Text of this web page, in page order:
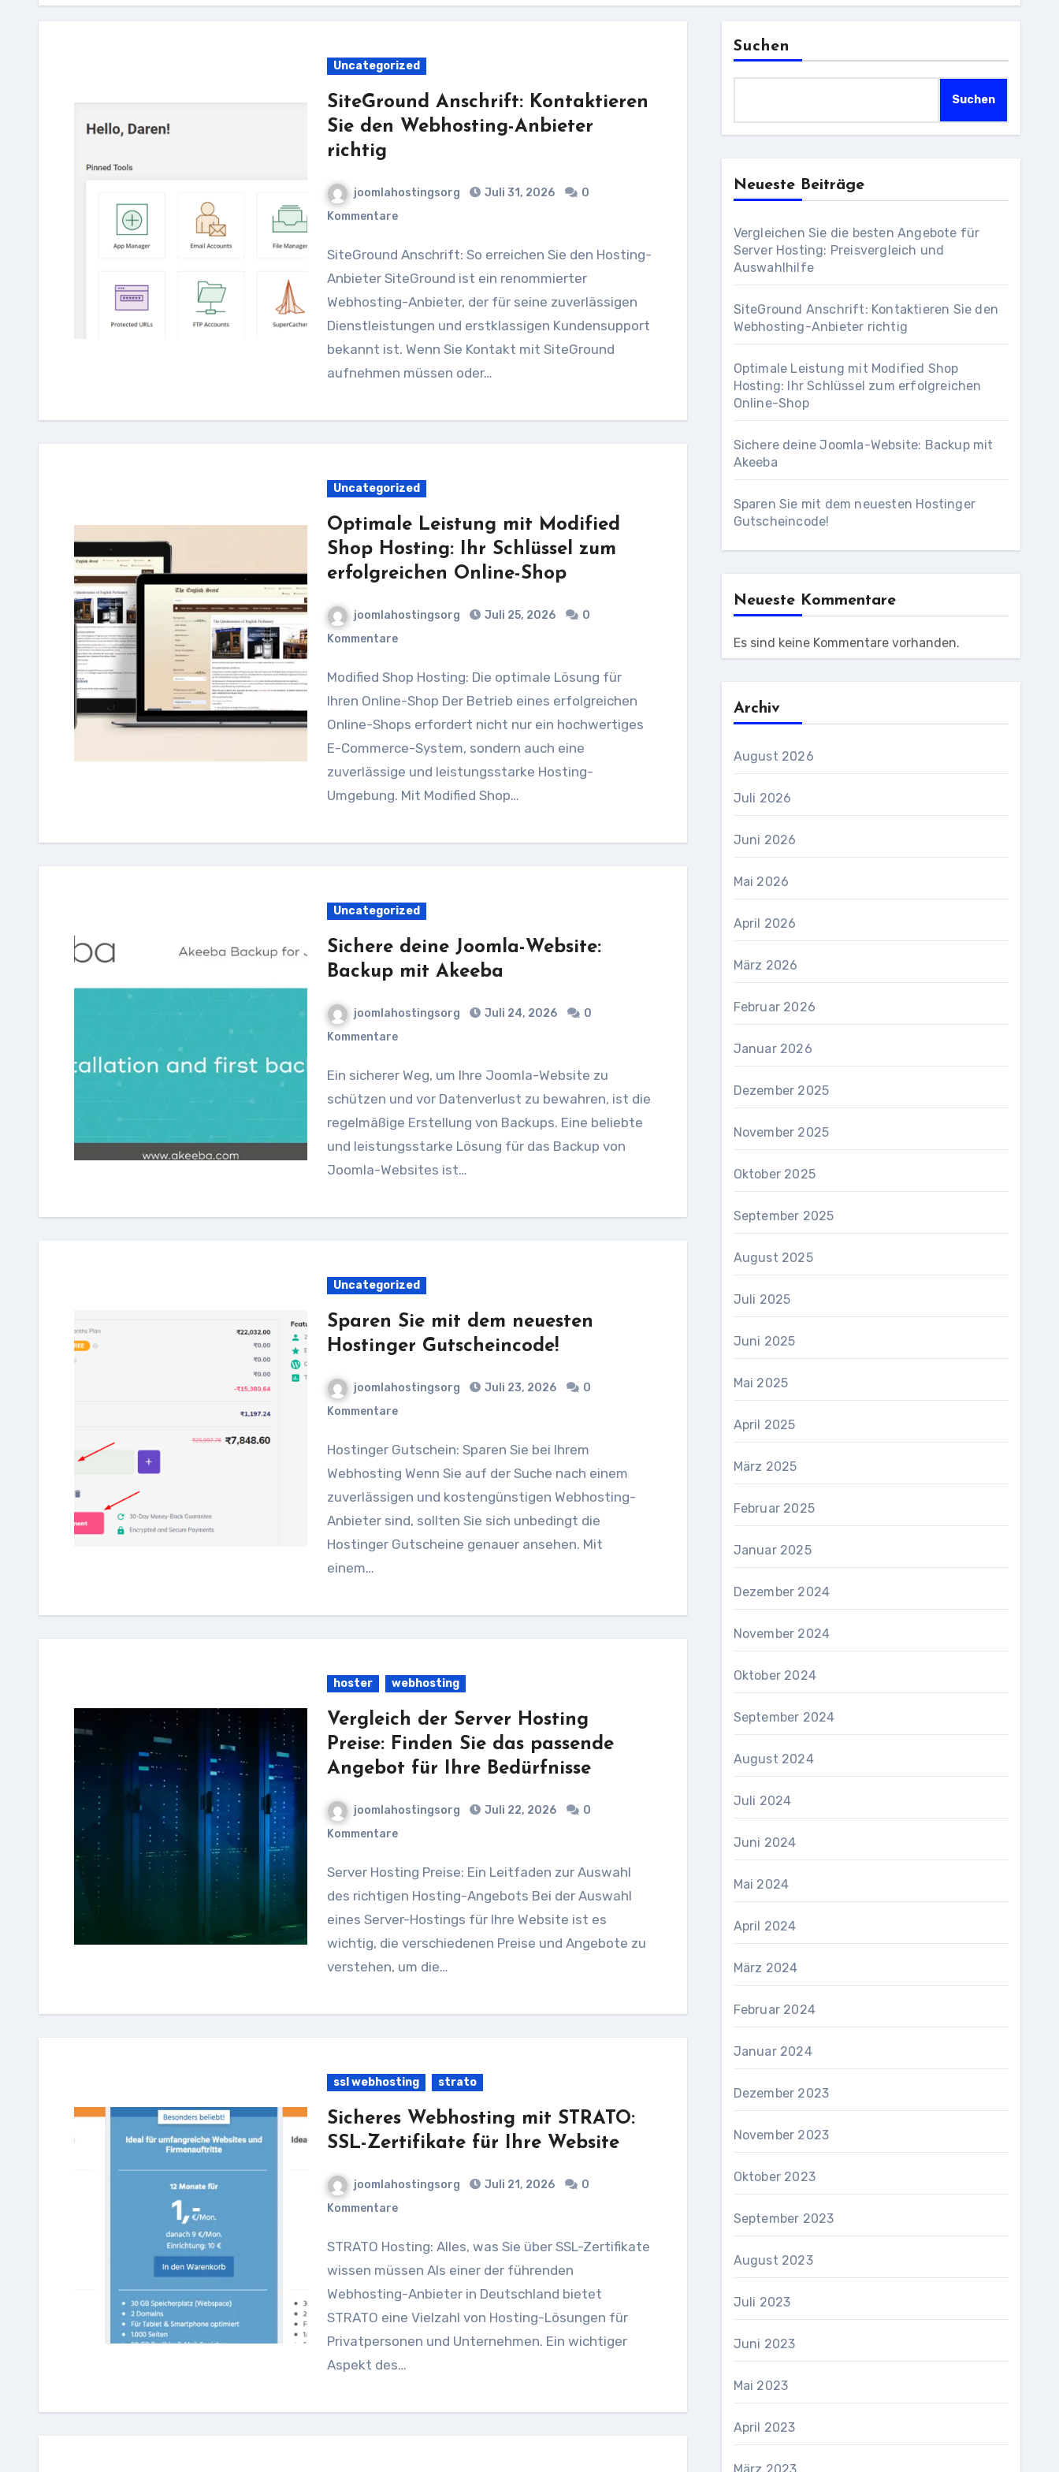
Uncategorized
SiteGround Anschrift: Kontaktieren
Sie den Webhosting-Anbieter
richtig
joomlahostingsorg Juli 31, 2026
0
Kommentare
SiteGround Anschrift: So erreichen Sie den Hosting-
Anbieter SiteGround ist ein renommierter
Webhosting-Anbieter, der für seine zuverlässigen
Dienstleistungen und erstklassigen Kundensupport
bekannt ist. Wenn Sie Kontakt mit SiteGround
aufnehmen müssen oder…
Uncategorized
Optimale Leistung mit Modified
Shop Hosting: Ihr Schlüssel zum
erfolgreichen Online-Shop
joomlahostingsorg Juli 25, 2026
0
Kommentare
Modified Shop Hosting: Die optimale Lösung für
Ihren Online-Shop Der Betrieb eines erfolgreichen
Online-Shops erfordert nicht nur ein hochwertiges
E-Commerce-System, sondern auch eine
zuverlässige und leistungsstarke Hosting-
Umgebung. Mit Modified Shop…
Uncategorized
Sichere deine Joomla-Website:
Backup mit Akeeba
joomlahostingsorg Juli 24, 2026
0
Kommentare
Ein sicherer Weg, um Ihre Joomla-Website zu
schützen und vor Datenverlust zu bewahren, ist die
regelmäßige Erstellung von Backups. Eine beliebte
und leistungsstarke Lösung für das Backup von
Joomla-Websites ist…
Uncategorized
Sparen Sie mit dem neuesten
Hostinger Gutscheincode!
joomlahostingsorg Juli 23, 2026
0
Kommentare
Hostinger Gutschein: Sparen Sie bei Ihrem
Webhosting Wenn Sie auf der Suche nach einem
zuverlässigen und kostengünstigen Webhosting-
Anbieter sind, sollten Sie sich unbedingt die
Hostinger Gutscheine genauer ansehen. Mit
einem…
hoster webhosting
Vergleich der Server Hosting
Preise: Finden Sie das passende
Angebot für Ihre Bedürfnisse
joomlahostingsorg Juli 22, 2026
0
Kommentare
Server Hosting Preise: Ein Leitfaden zur Auswahl
des richtigen Hosting-Angebots Bei der Auswahl
eines Server-Hostings für Ihre Website ist es
wichtig, die verschiedenen Preise und Angebote zu
verstehen, um die…
ssl webhosting strato
Sicheres Webhosting mit STRATO:
SSL-Zertifikate für Ihre Website
joomlahostingsorg Juli 21, 2026
0
Kommentare
STRATO Hosting: Alles, was Sie über SSL-Zertifikate
wissen müssen Als einer der führenden
Webhosting-Anbieter in Deutschland bietet
STRATO eine Vielzahl von Hosting-Lösungen für
Privatpersonen und Unternehmen. Ein wichtiger
Aspekt des…
Suchen
Suchen
Neueste Beiträge
Vergleichen Sie die besten Angebote für
Server Hosting: Preisvergleich und
Auswahlhilfe
SiteGround Anschrift: Kontaktieren Sie den
Webhosting-Anbieter richtig
Optimale Leistung mit Modified Shop
Hosting: Ihr Schlüssel zum erfolgreichen
Online-Shop
Sichere deine Joomla-Website: Backup mit
Akeeba
Sparen Sie mit dem neuesten Hostinger
Gutscheincode!
Neueste Kommentare
Es sind keine Kommentare vorhanden.
Archiv
August 2026
Juli 2026
Juni 2026
Mai 2026
April 2026
März 2026
Februar 2026
Januar 2026
Dezember 2025
November 2025
Oktober 2025
September 2025
August 2025
Juli 2025
Juni 2025
Mai 2025
April 2025
März 2025
Februar 2025
Januar 2025
Dezember 2024
November 2024
Oktober 2024
September 2024
August 2024
Juli 2024
Juni 2024
Mai 2024
April 2024
März 2024
Februar 2024
Januar 2024
Dezember 2023
November 2023
Oktober 2023
September 2023
August 2023
Juli 2023
Juni 2023
Mai 2023
April 2023